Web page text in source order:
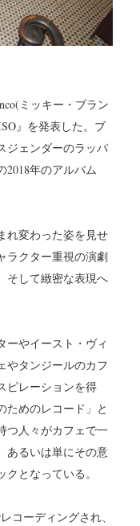
ミッキー・ブラン
』を発表した。ブ
ジェンダーのラッパ
2018年のアルバム
れ変わった姿を見せ
ラクター重視の演劇
そして緻密な表現へ
ーやイースト・ヴィ
やタンジールのカフ
ピレーションを得
ためのレコード」と
つ人々がカフェで一
あるいは単にその意
となっている。
コーディングされ、